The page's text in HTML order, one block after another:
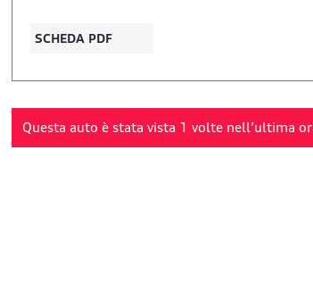
SCHEDA PDF
Questa auto è stata vista 1 volte nell’ultima